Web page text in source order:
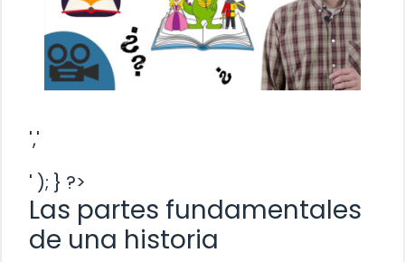
','
' ); } ?>
Las partes fundamentales
de una historia